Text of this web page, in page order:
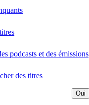
podcasts et des émissions
des titres
Oui